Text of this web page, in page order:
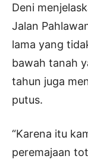
Deni
Jalan
lama yang
bawah tanah
tahun juga
putus.
“Karena itu
peremajaan